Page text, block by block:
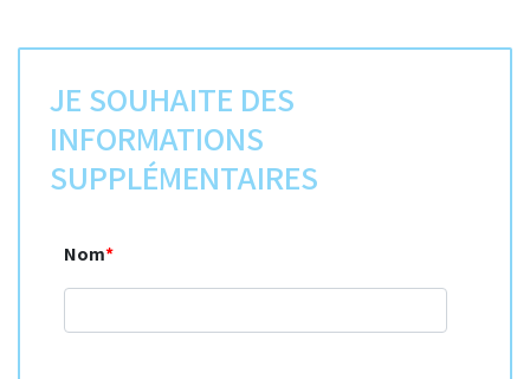
JE SOUHAITE DES
INFORMATIONS
SUPPLÉMENTAIRES
Nom*